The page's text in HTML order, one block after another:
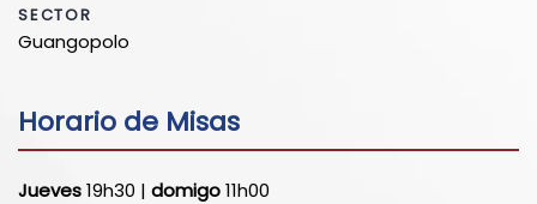
SECTOR
Guangopolo
Horario de Misas
Jueves19h30 | domigo11h00